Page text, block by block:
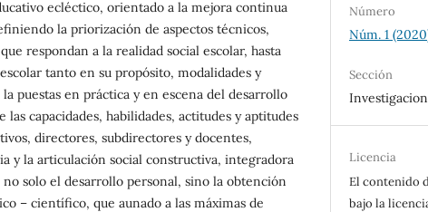
ecléctico, orientado a la mejora continua
la priorización de aspectos técnicos,
respondan a la realidad social escolar, hasta
tanto en su propósito, modalidades y
puestas en práctica y en escena del desarrollo
capacidades, habilidades, actitudes y aptitudes
directores, subdirectores y docentes,
y la articulación social constructiva, integradora
solo el desarrollo personal, sino la obtención
– científico, que aunado a las máximas de
Número
Núm. 1
Sección
Licencia
El contenido
bajo la